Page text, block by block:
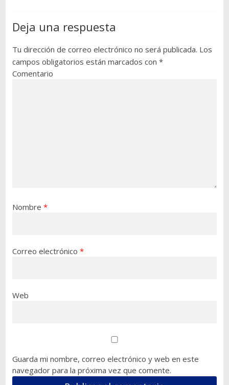
Deja una respuesta
Tu dirección de correo electrónico no será publicada. Los
campos obligatorios están marcados con *
Comentario
Nombre *
Correo electrónico *
Web
Guarda mi nombre, correo electrónico y web en este
navegador para la próxima vez que comente.